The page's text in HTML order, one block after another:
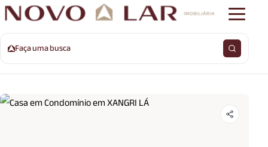
Faça uma busca